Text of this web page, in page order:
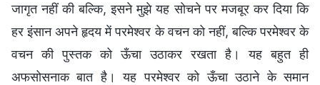
जागृत नहीं की बल्कि, इसने मुझे यह सोचने पर मजबूर कर दिया कि
हर इंसान अपने हृदय में परमेश्वर के वचन को नहीं, बल्कि परमेश्वर के
वचन की पुस्तक को ऊँचा उठाकर रखता है। यह बहुत ही
अफसोसनाक बात है। यह परमेश्वर को ऊँचा उठाने के समान